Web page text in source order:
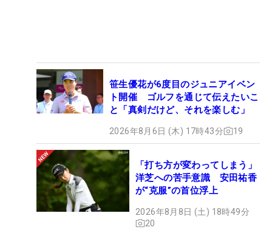
笹生優花が6度目のジュニアイベン
ト開催 ゴルフを通じて伝えたいこ
と「真剣だけど、それを楽しむ」
2026年8月6日 (木) 17時43分 19
「打ち方が変わってしまう」
洋芝への苦手意識 安田祐香
が“克服”の首位浮上
2026年8月8日 (土) 18時49分
20